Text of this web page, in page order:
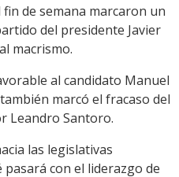
Link
de semana marcaron un
del presidente Javier
macrismo.
al candidato Manuel
marcó el fracaso del
Leandro Santoro.
las legislativas
pasará con el liderazgo de